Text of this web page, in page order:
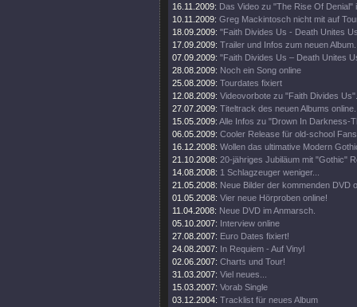
16.11.2009: Das Video zu "The Rise Of Denial"
10.11.2009: Greg Mackintosch nicht mit auf
18.09.2009: "Faith Divides Us - Death Unites
17.09.2009: Trailer und Infos zum neuen Album.
07.09.2009: "Faith Divides Us – Death Unites
28.08.2009: Noch ein Song online
25.08.2009: Tourdates fixiert
12.08.2009: Videovorbote zu "Faith Divides Us".
27.07.2009: Titeltrack des neuen Albums online.
15.05.2009: Alle Infos zu "Drown In Darkness-
06.05.2009: Cooler Release für old-school
16.12.2008: Wollen das ultimative Modern
21.10.2008: 20-jähriges Jubiläum mit "Gothic"
14.08.2008: 1 Schlagzeuger weniger...
21.05.2008: Neue Bilder der kommenden DVD
01.05.2008: Vier neue Hörproben online!
11.04.2008: Neue DVD im Anmarsch.
05.10.2007: Interview online
27.08.2007: Euro Dates fixiert!
24.08.2007: In Requiem - Auf Vinyl
02.06.2007: Charts und Tour!
31.03.2007: Viel neues...
15.03.2007: Vorab Single
03.12.2004: Tracklist für neues Album